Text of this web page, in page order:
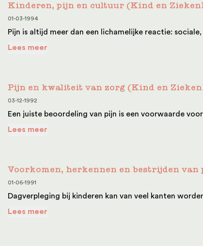
Kinderen, pijn en cultuur (Kind en
01-03-1994
Pijn is altijd meer dan een lichamelijke reactie:
Lees meer
Pijn en kwaliteit van zorg (Kind en
03-12-1992
Een juiste beoordeling van pijn is een voorwaarde
Lees meer
Voorkomen, herkennen en bestrijden
01-06-1991
Dagverpleging bij kinderen kan van veel kanten
Lees meer